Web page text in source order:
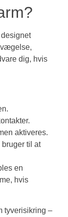
designet
dig, hvis
aktiveres.
til at
en
hvis
tyverisikring –